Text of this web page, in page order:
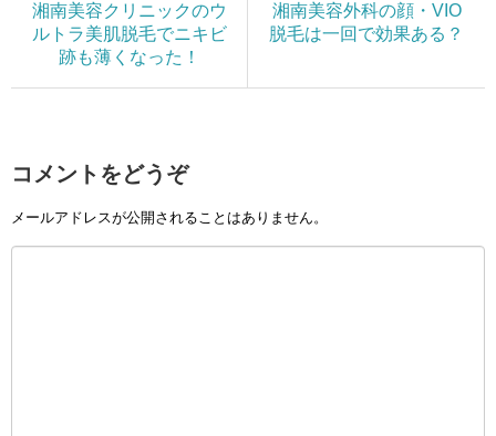
湘南美容クリニックのウ
ルトラ美肌脱毛でニキビ
跡も薄くなった！
湘南美容外科の顔・VIO
脱毛は一回で効果ある？
コメントをどうぞ
メールアドレスが公開されることはありません。